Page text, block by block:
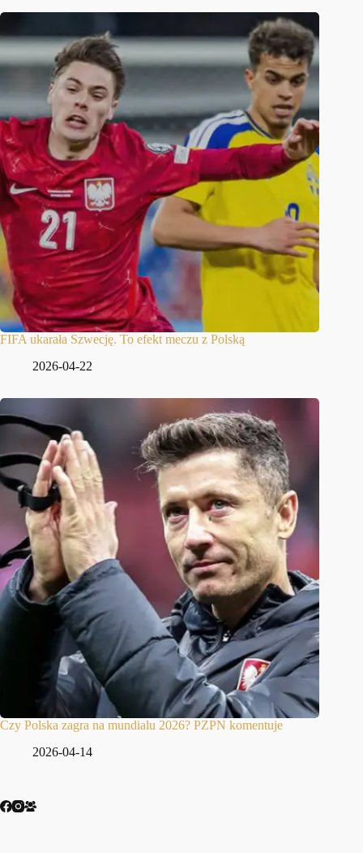
FIFA ukarała Szwecję. To efekt meczu z Polską
2026-04-22
Czy Polska zagra na mundialu 2026? PZPN komentuje
2026-04-14